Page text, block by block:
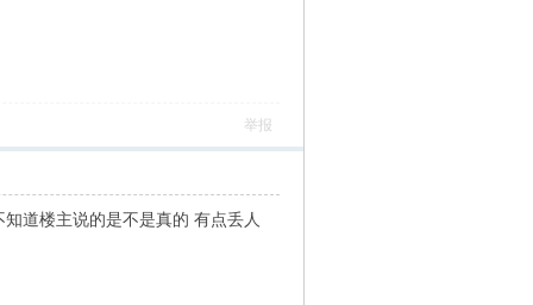
举报
道楼主说的是不是真的 有点丢人